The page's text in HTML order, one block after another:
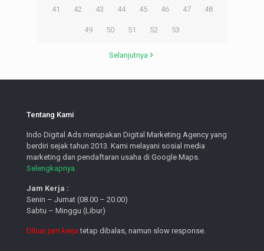
41 42 43 44 45 46 47 48
49 50 51 52 53
Selanjutnya
Tentang Kami
Indo Digital Ads merupakan Digital Marketing Agency yang
berdiri sejak tahun 2013. Kami melayani sosial media
marketing dan pendaftaran usaha di Google Maps.
Selengkapnya.
Jam Kerja :
Senin – Jumat (08.00 – 20.00)
Sabtu – Minggu (Libur)
Diluar jam kerja tetap dibalas, namun slow response.